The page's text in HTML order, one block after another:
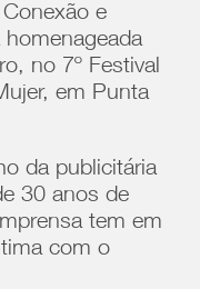
e
homenageada
no 7º Festival
em Punta
da publicitária
30 anos de
tem em
com o